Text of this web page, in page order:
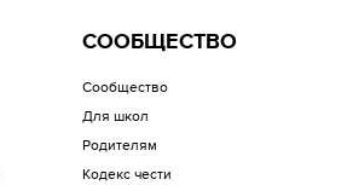
СООБЩЕСТВО
Сообщество
Для школ
Родителям
Кодекс чести